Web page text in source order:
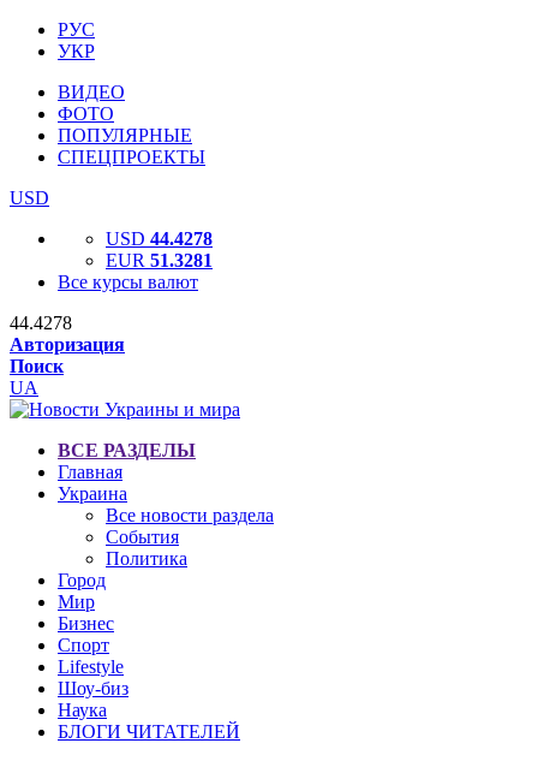
РУС
УКР
ВИДЕО
ФОТО
ПОПУЛЯРНЫЕ
СПЕЦПРОЕКТЫ
USD
USD 44.4278
EUR 51.3281
Все курсы валют
44.4278
Авторизация
Поиск
UA
ВСЕ РАЗДЕЛЫ
Главная
Украина
Все новости раздела
События
Политика
Город
Мир
Бизнес
Спорт
Lifestyle
Шоу-биз
Наука
БЛОГИ ЧИТАТЕЛЕЙ